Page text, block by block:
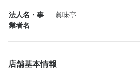
お店はいたってシンプルな焼肉屋さんのよ
店頭や店内にちらちら韓国の装飾品があ
まずはビールとお茶（車だったので…）乾
適当にオススメを注文したら、でてくる
法人名・事
業者名
眞味亭
店舗基本情報